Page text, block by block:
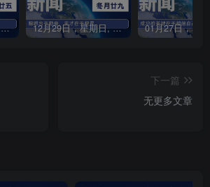
09月27日，星期五, 每天60秒读懂全世界！ 12月29日，星期日, 每天60秒读懂全世界！
下一篇
无更多文章